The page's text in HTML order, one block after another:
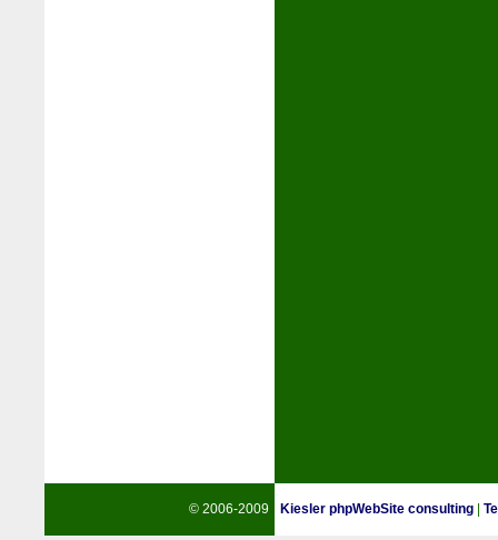
© 2006-2009 Kiesler phpWebSite consulting